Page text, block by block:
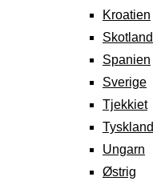
Kroatien
Skotland
Spanien
Sverige
Tjekkiet
Tyskland
Ungarn
Østrig